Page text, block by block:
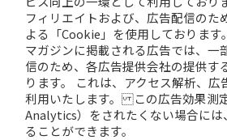
フィリエイトおよび、広告配信のた
よる「Cookie」を使用しております
マガジンに掲載される広告では、一
信のため、各広告提供会社の提供す
ります。 これは、アクセス解析、広
利用いたします。 この広告効果測
Analytics）をされたくない場合には
ることができます。